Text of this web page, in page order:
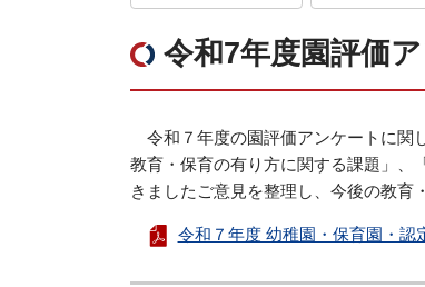
令和7年度園評価
令和７年度の園評価アンケートに関
教育・保育の有り方に関する課題」、
きましたご意見を整理し、今後の教育
令和７年度 幼稚園・保育園・認